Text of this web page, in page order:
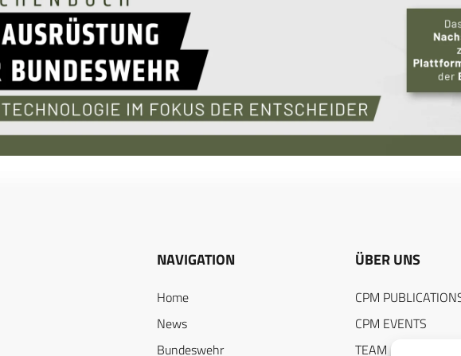
NAVIGATION
Home
News
Bundeswehr
ÜBER UNS
CPM
CPM EVENTS
TEAM